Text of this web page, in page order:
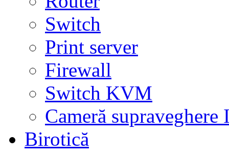
Switch
Print server
Firewall
Switch KVM
Cameră supraveghere
Birotică